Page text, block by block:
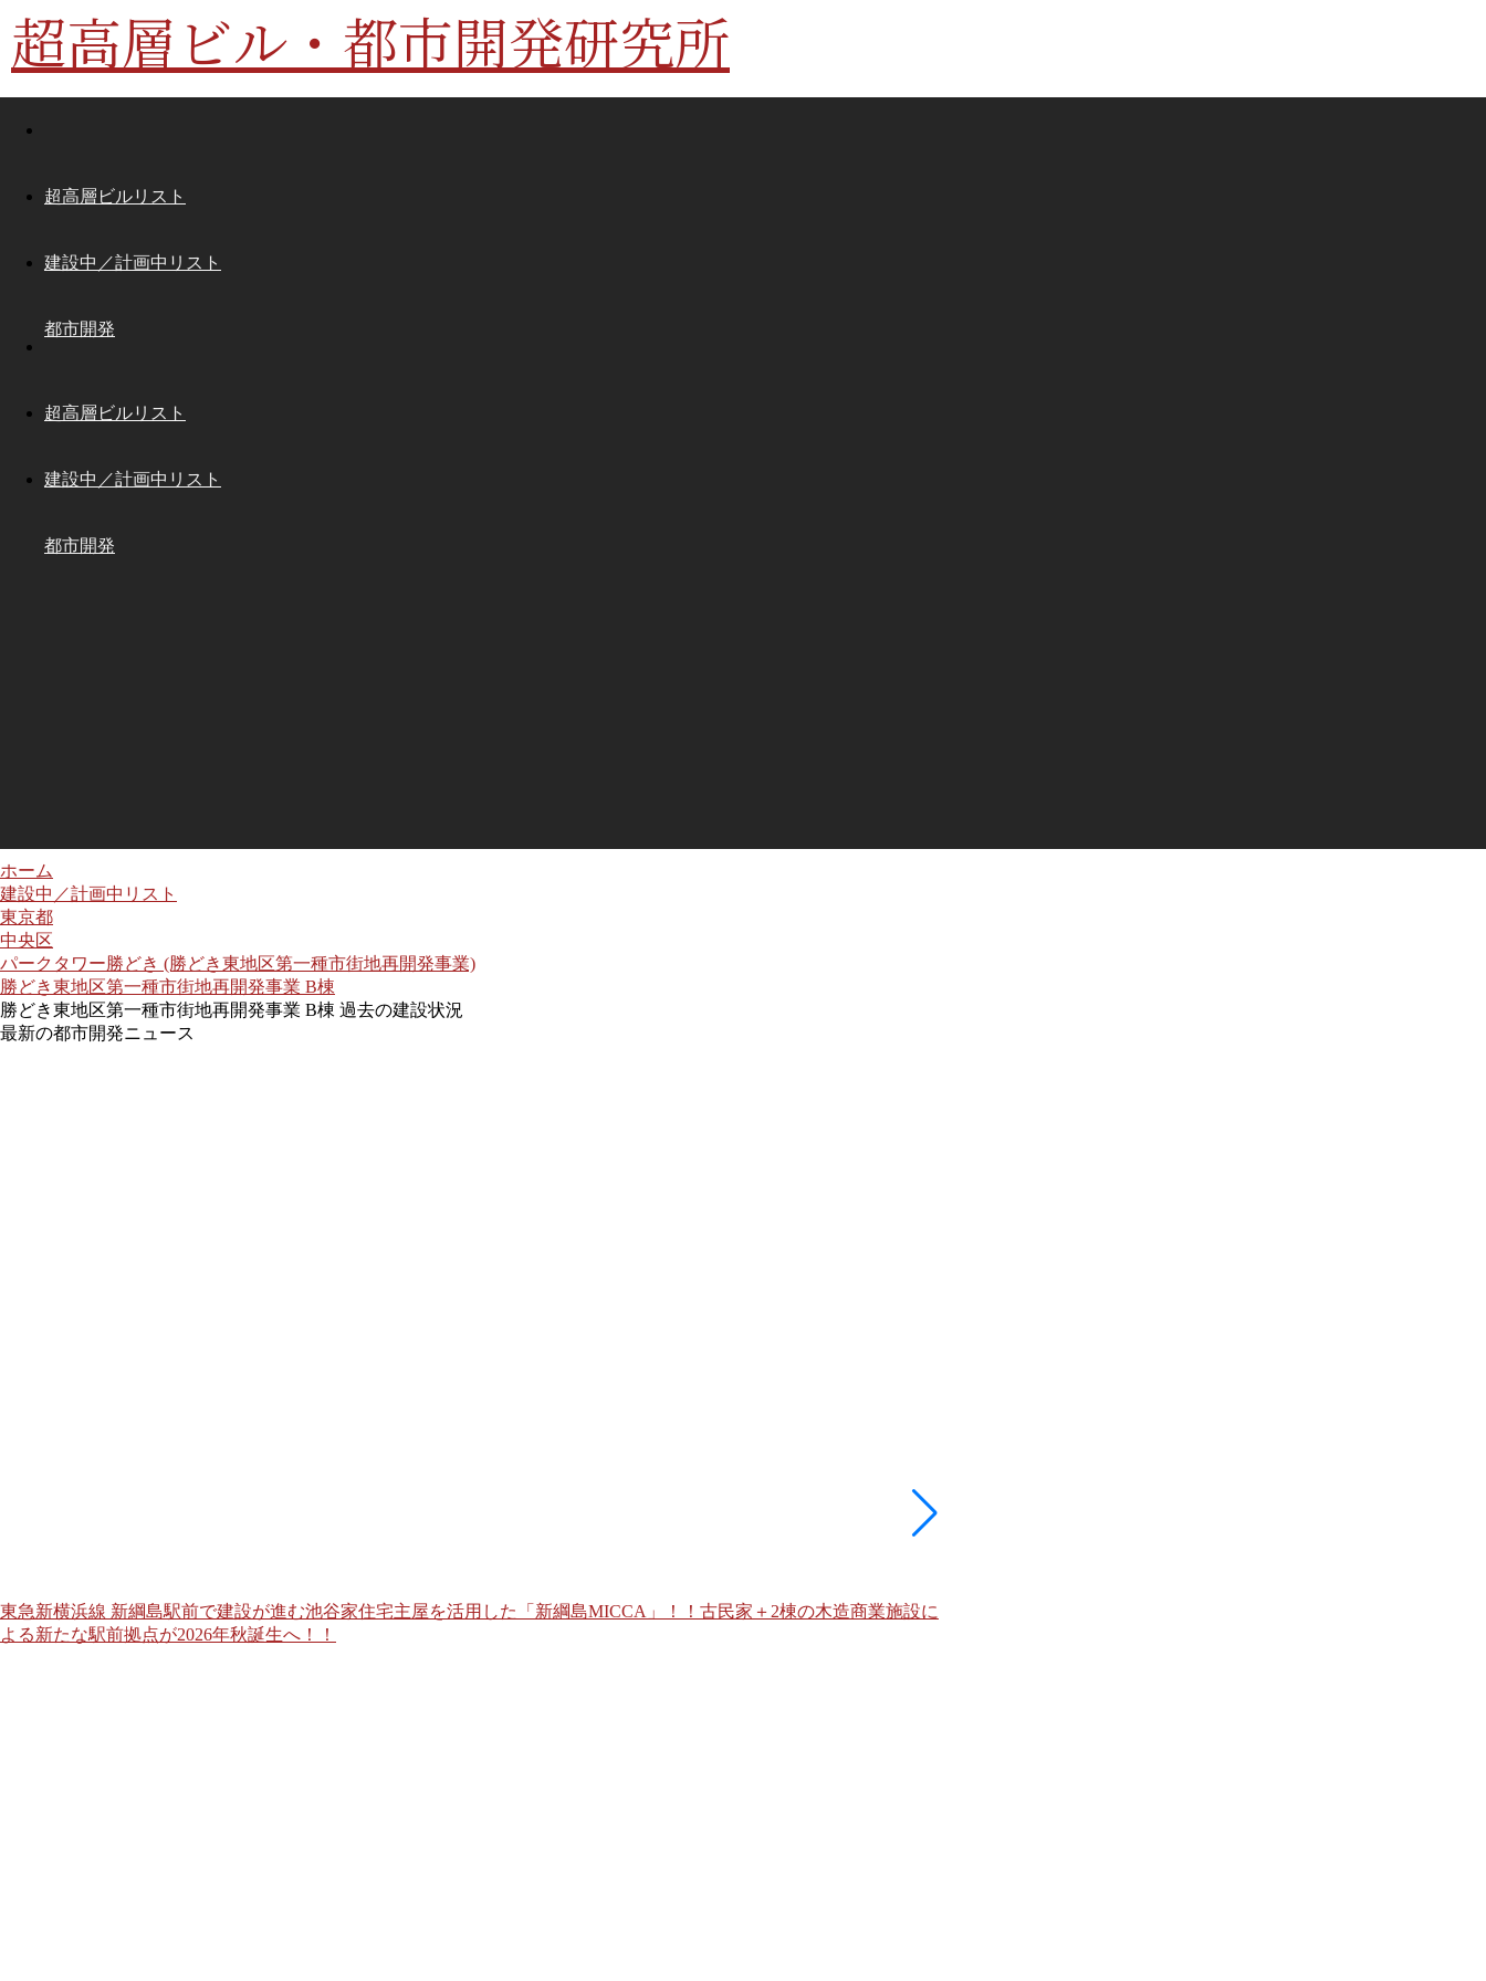
超高層ビル・都市開発研究所
超高層ビルリスト
建設中／計画中リスト
都市開発
超高層ビルリスト
建設中／計画中リスト
都市開発
ホーム
建設中／計画中リスト
東京都
中央区
パークタワー勝どき (勝どき東地区第一種市街地再開発事業)
勝どき東地区第一種市街地再開発事業 B棟
勝どき東地区第一種市街地再開発事業 B棟 過去の建設状況
最新の都市開発ニュース
東急新横浜線 新綱島駅前で建設が進む池谷家住宅主屋を活用した「新綱島MICCA」！！古民家＋2棟の木造商業施設に
よる新たな駅前拠点が2026年秋誕生へ！！